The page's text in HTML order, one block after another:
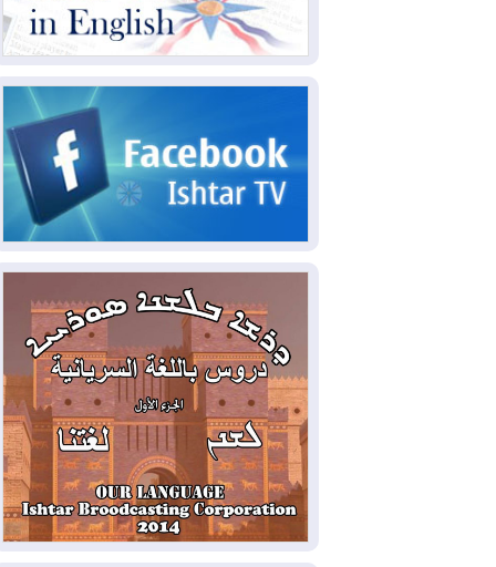
إقليم كوردستان إلى وزارة الكهرباء العراقية
ملامح أخطر التحديات التي تواجه العراق
2026-08-05
حرائق فرنسا.. توقيف 402
شخص بينهم 156 قاصرا منذ بداية موسم
الحرائق
2026-08-04سومو: إنتاج النفط في إقليم
كوردستان انخفض إلى أقل من 10%
2026-08-04ملفات حقبة الكاظمي تعود إلى
الواجهة.. أنباء عن مراجعات قضائية
وتحقيقات أوسع في قضايا فساد
2026-08-04بيترو يشكو تزوير الانتخابات
الرئاسية ويحذر من "حرب أهلية" في
كولومبيا
2026-08-03رئيس إقليم كوردستان في